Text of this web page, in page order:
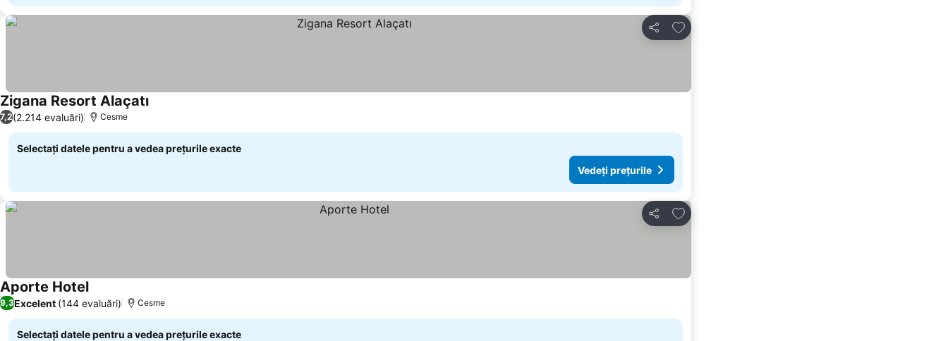
Distribuiți
Adăugaţi la favorite
Zigana Resort AlaçatıVedeți prețurile
7,2(2.214 evaluări) Cesme
Selectați datele pentru a vedea prețurile exacte
Vedeți prețurile
Distribuiți
Adăugaţi la favorite
Aporte HotelVedeți prețurile
9,3Excelent (144 evaluări) Cesme
Selectați datele pentru a vedea prețurile exacte